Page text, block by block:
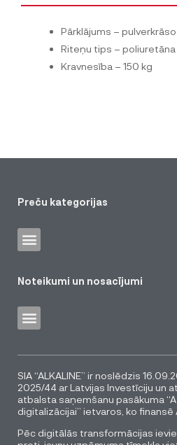
Pārklājums –
Riteņu tips –
Kravnesība – 150 kg
Preču kategorijas
Noteikumi un nosacījumi
SIA “ALKALINE” ir noslēdzis
2025/44 ar Latvijas Investīciju un
atbalsta saņemšanu pasākuma
digitalizācijai” ietvaros, ko
Pēc digitālās transformācijas